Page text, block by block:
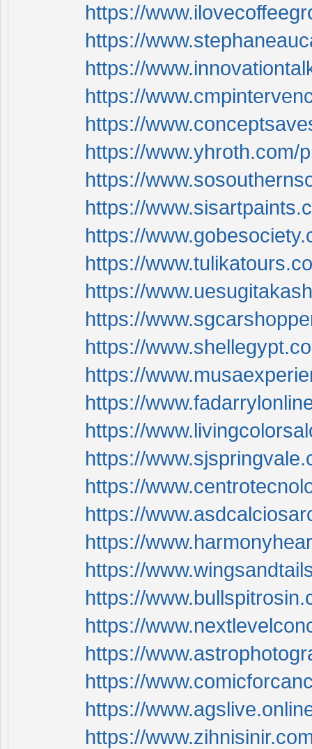
https://
https://
https://
https://
https://
https://www.yhroth.com/
https://
https://
https://
https://
https://
https://
https://
https://
https://
https://
https://
https://
https://
https://
https://
https://
https://
https://
https://
https://
https://